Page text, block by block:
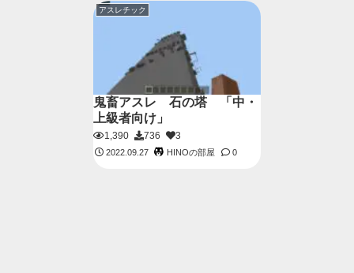
アスレチック
鬼畜アスレ 石の塔 「中・
上級者向け」
1,390 736 3
2022.09.27 HINOの部屋 0